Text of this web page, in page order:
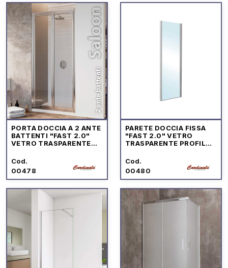
PORTA DOCCIA A 2 ANTE
BATTENTI "FAST 2.0"
VETRO TRASPARENTE
Cod.
00478
PARETE DOCCIA FISSA
"FAST 2.0" VETRO
TRASPARENTE PROFILO
Cod.
00480